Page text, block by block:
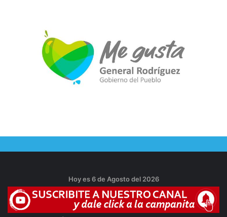
Hoy es 6 de Agosto del 2026